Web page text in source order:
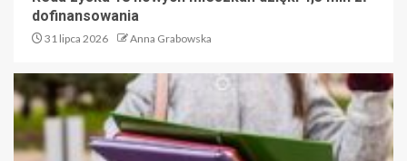
dofinansowania
31 lipca 2026 Anna Grabowska